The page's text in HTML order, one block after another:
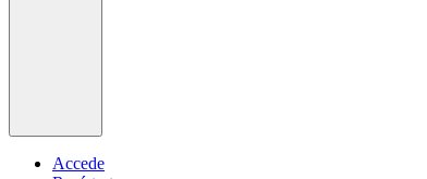
Accede